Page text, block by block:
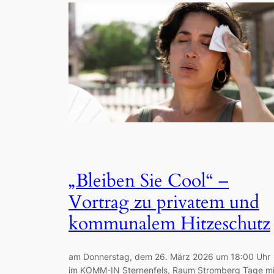
„Bleiben Sie Cool“ –
Vortrag zu privatem und
kommunalem Hitzeschutz
am Donnerstag, dem 26. März 2026 um 18:00 Uhr
im KOMM-IN Sternenfels, Raum Stromberg Tage